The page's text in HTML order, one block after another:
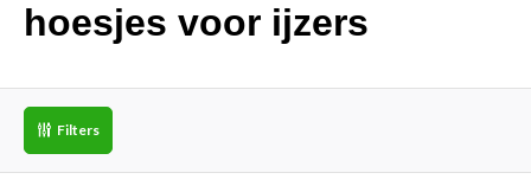
hoesjes voor ijzers
Filters